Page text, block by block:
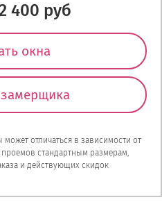
400 руб
окна
отличаться в зависимости от
стандартным размерам,
и действующих скидок